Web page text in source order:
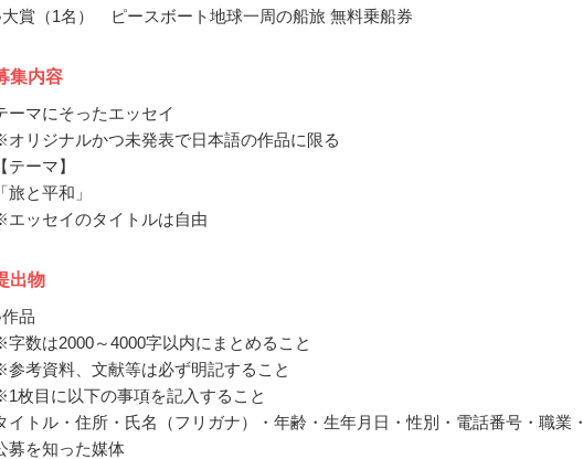
賞（1名） ピースボート地球一周の船旅 無料乗船券
集内容
ーマにそったエッセイ
オリジナルかつ未発表で日本語の作品に限る
【テーマ】
「旅と平和」
エッセイのタイトルは自由
出物
品
字数は2000～4000字以内にまとめること
参考資料、文献等は必ず明記すること
枚目に以下の事項を記入すること
イトル・住所・氏名（フリガナ）・年齢・生年月日・性別・電話番号・職業・
募を知った媒体